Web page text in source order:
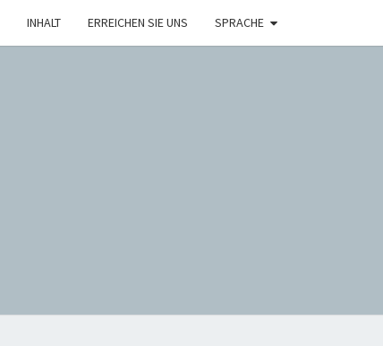
INHALT ERREICHEN SIE UNS SPRACHE